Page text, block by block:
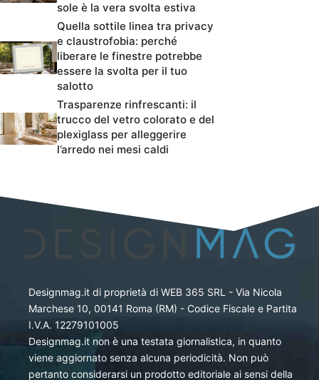
sole è la vera svolta estiva
Quella sottile linea tra privacy
e claustrofobia: perché
liberare le finestre potrebbe
essere la svolta per il tuo
salotto
Trasparenze rinfrescanti: il
trucco del vetro colorato e del
plexiglass per alleggerire
l’arredo nei mesi caldi
Designmag.it di proprietà di WEB 365 SRL - Via Nicola
Marchese 10, 00141 Roma (RM) - Codice Fiscale e Partita
I.V.A. 12279101005
Designmag.it non è una testata giornalistica, in quanto
viene aggiornato senza alcuna periodicità. Non può
pertanto considerarsi un prodotto editoriale ai sensi della